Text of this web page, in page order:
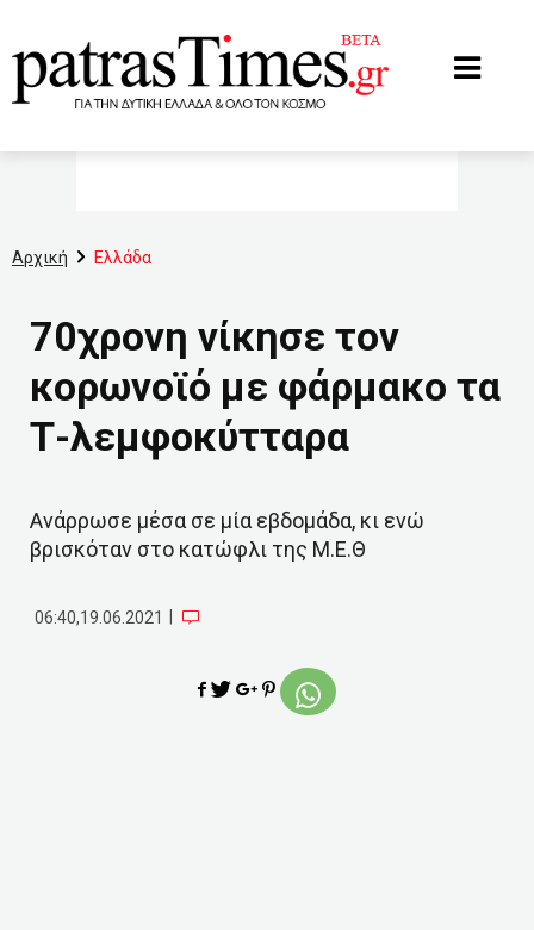
Αρχική Ελλάδα
70χρονη νίκησε τον
κορωνοϊό με φάρμακο τα
Τ-λεμφοκύτταρα
Ανάρρωσε μέσα σε μία εβδομάδα, κι ενώ
βρισκόταν στο κατώφλι της Μ.Ε.Θ
06:40,19.06.2021